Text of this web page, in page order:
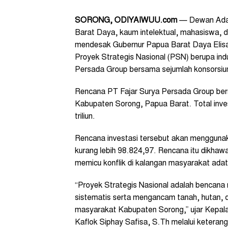
SORONG, ODIYAIWUU.com — Dewan
Barat Daya, kaum intelektual, mahasiswa,
mendesak Gubernur Papua Barat Daya
Proyek Strategis Nasional (PSN) berupa
Persada Group bersama sejumlah
Rencana PT Fajar Surya Persada Group
Kabupaten Sorong, Papua Barat. Total
triliun.
Rencana investasi tersebut akan
kurang lebih 98.824,97. Rencana itu
memicu konflik di kalangan masyarakat
“Proyek Strategis Nasional adalah
sistematis serta mengancam tanah, hutan,
masyarakat Kabupaten Sorong,” ujar
Kaflok Siphay Safisa, S.Th melalui